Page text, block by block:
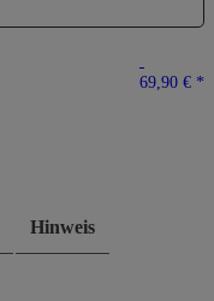
69,90 € *
Hinweis